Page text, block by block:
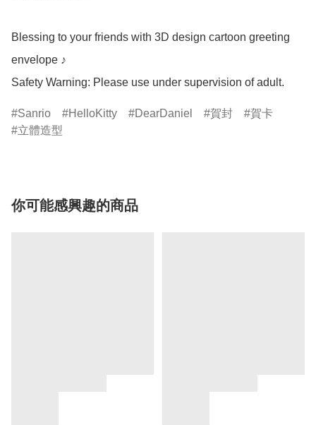
Blessing to your friends with 3D design cartoon greeting
envelope ♪
Safety Warning: Please use under supervision of adult.
Sanrio HelloKitty DearDaniel 賀封
賀卡
立體造型
你可能感興趣的商品